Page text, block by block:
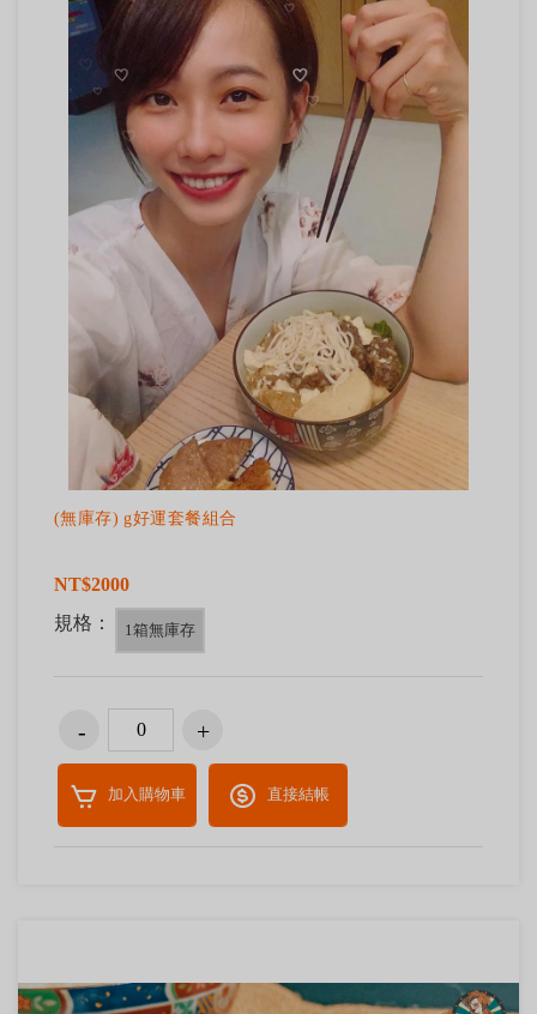
(無庫存) g好運套餐組合
NT$2000
規格：
1箱無庫存
加入購物車 直接結帳